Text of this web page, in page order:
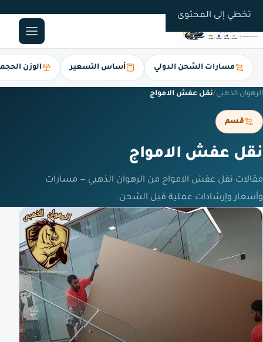
تخطي إلى المحتوى
مسارات الشحن الدولي أساس التسعير الوزن
الرهوان الذهبي/نقل عفش الامواج
قسم
نقل عفش الامواج
مقالات نقل عفش الامواج من الرهوان الذهبي — مسارات
وأسعار وإرشادات عملية قبل الشحن.